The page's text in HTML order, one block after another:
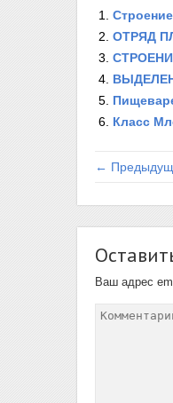
ОТРЯД
Класс
←
Ваш адрес